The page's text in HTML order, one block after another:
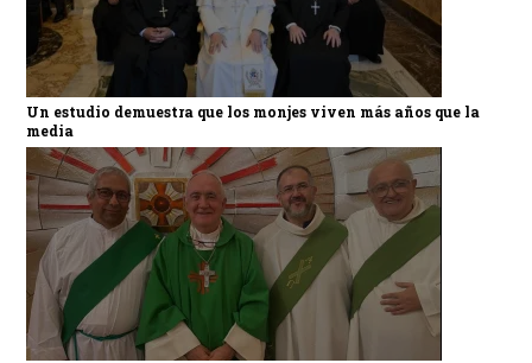
Un estudio demuestra que los monjes viven más años que la
media